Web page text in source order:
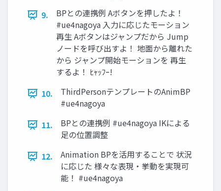
9.
BPとの連携例 Aボタンを押したよ！
#ue4nagoya 入力に応じたモーション
再生 Aボタンはジャンプだから Jump
ノードを呼び出すよ！ 地面から離れた
から ジャンプ開始モーションを 再生
するよ！ ﾋｬｯﾌｰ!
10.
ThirdPersonテンプレートのAnimBP
#ue4nagoya
11.
BPとの連携例 #ue4nagoya IKによる
足の位置調整
12.
Animation BPを活用することで 状況
に応じた 様々な表現・挙動を実現可
能！ #ue4nagoya